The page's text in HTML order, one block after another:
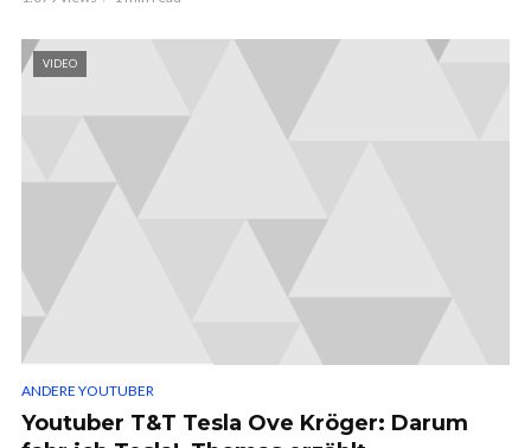
VIDEO
ANDERE YOUTUBER
Youtuber T&T Tesla Ove Kröger: Darum